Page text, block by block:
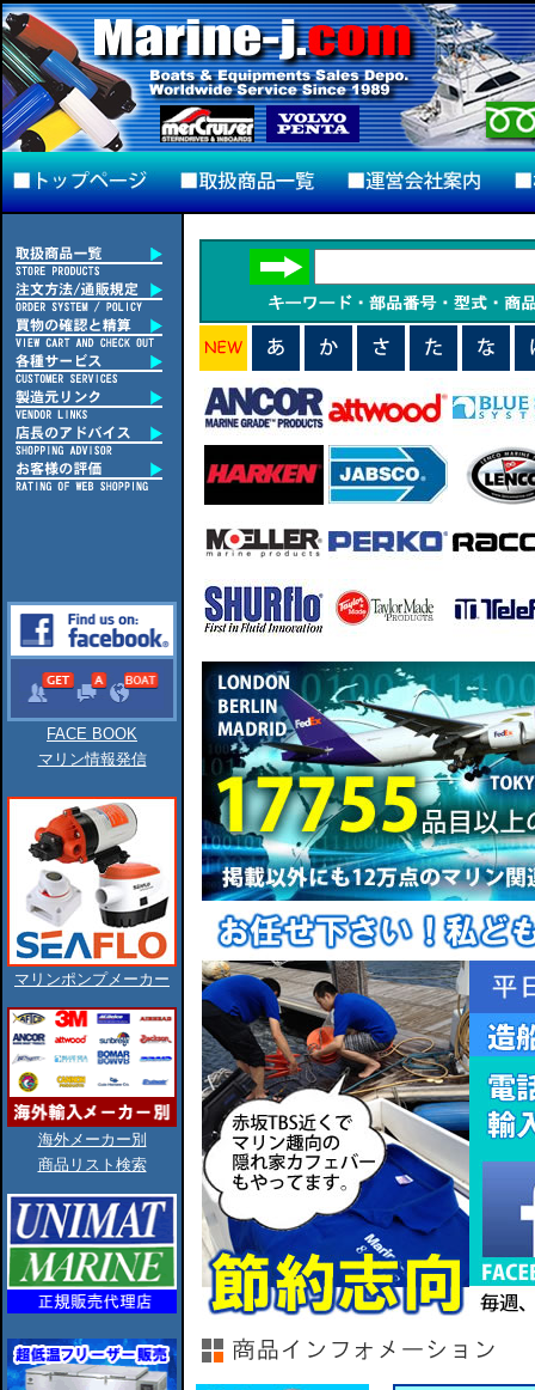
FACE BOOK
マリン情報発信
マリンポンプメーカー
海外メーカー別
商品リスト検索